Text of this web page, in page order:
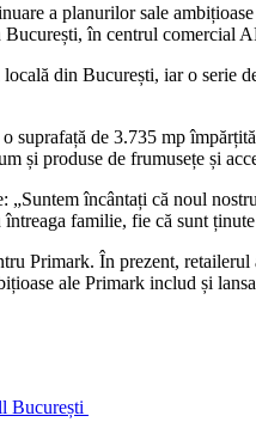
a planurilor sale
în centrul comercial
din București, iar o serie
de 3.735 mp
și produse de frumusețe și
încântați că noul
familie, fie că sunt
Primark. În prezent,
ale Primark includ și
București